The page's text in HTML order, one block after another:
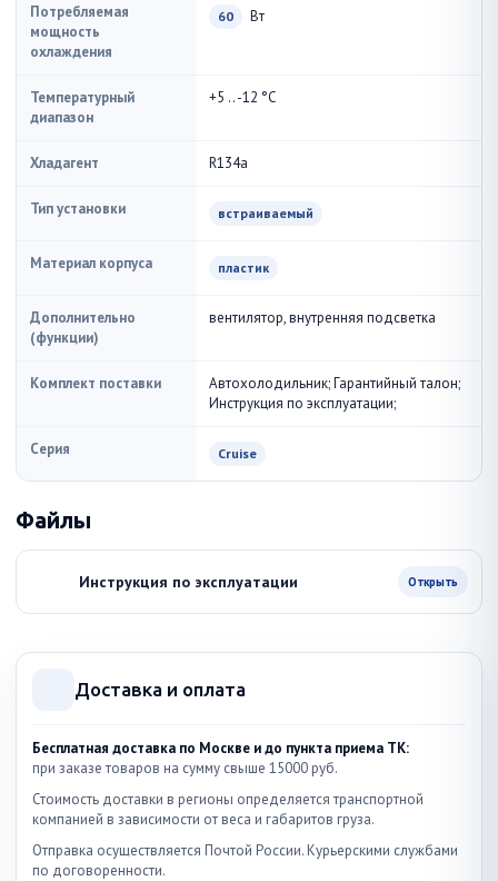
Потребляемая
мощность
охлаждения
60 Вт
Температурный
диапазон
+5 .. -12 °С
Хладагент R134a
Тип установки встраиваемый
Материал корпуса пластик
Дополнительно
(функции)
вентилятор, внутренняя подсветка
Комплект поставки
Автохолодильник; Гарантийный талон;
Инструкция по эксплуатации;
Серия Cruise
Файлы
Инструкция по эксплуатации Открыть
Доставка и оплата
Бесплатная доставка по Москве и до пункта приема ТК:
при заказе товаров на сумму свыше 15000 руб.
Стоимость доставки в регионы определяется транспортной
компанией в зависимости от веса и габаритов груза.
Отправка осуществляется Почтой России. Курьерскими службами
по договоренности.